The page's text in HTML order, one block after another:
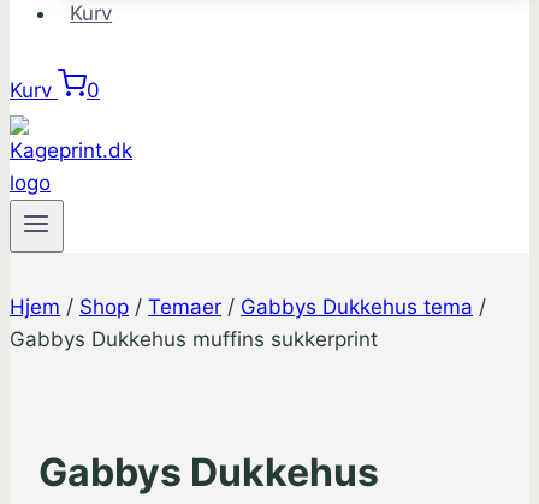
Kurv
Kurv 0
Hjem / Shop / Temaer / Gabbys Dukkehus tema /
Gabbys Dukkehus muffins sukkerprint
Gabbys Dukkehus